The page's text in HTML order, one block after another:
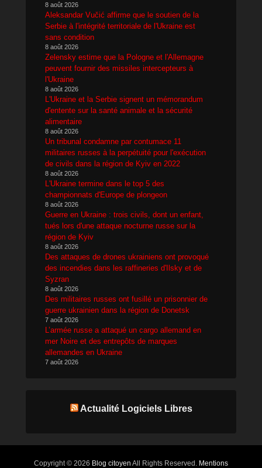
8 août 2026
Aleksandar Vučić affirme que le soutien de la
Serbie à l'intégrité territoriale de l'Ukraine est
sans condition
8 août 2026
Zelensky estime que la Pologne et l'Allemagne
peuvent fournir des missiles intercepteurs à
l'Ukraine
8 août 2026
L'Ukraine et la Serbie signent un mémorandum
d'entente sur la santé animale et la sécurité
alimentaire
8 août 2026
Un tribunal condamne par contumace 11
militaires russes à la perpétuité pour l'exécution
de civils dans la région de Kyiv en 2022
8 août 2026
L'Ukraine termine dans le top 5 des
championnats d'Europe de plongeon
8 août 2026
Guerre en Ukraine : trois civils, dont un enfant,
tués lors d'une attaque nocturne russe sur la
région de Kyiv
8 août 2026
Des attaques de drones ukrainiens ont provoqué
des incendies dans les raffineries d'Ilsky et de
Syzran
8 août 2026
Des militaires russes ont fusillé un prisonnier de
guerre ukrainien dans la région de Donetsk
7 août 2026
L’armée russe a attaqué un cargo allemand en
mer Noire et des entrepôts de marques
allemandes en Ukraine
7 août 2026
Actualité Logiciels Libres
Copyright © 2026 Blog citoyen All Rights Reserved. Mentions